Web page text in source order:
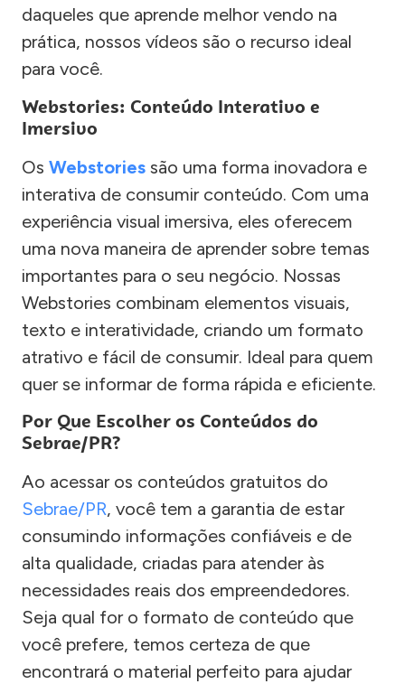
daqueles que aprende melhor vendo na
prática, nossos vídeos são o recurso ideal
para você.
Webstories: Conteúdo Interativo e
Imersivo
Os Webstories são uma forma inovadora e
interativa de consumir conteúdo. Com uma
experiência visual imersiva, eles oferecem
uma nova maneira de aprender sobre temas
importantes para o seu negócio. Nossas
Webstories combinam elementos visuais,
texto e interatividade, criando um formato
atrativo e fácil de consumir. Ideal para quem
quer se informar de forma rápida e eficiente.
Por Que Escolher os Conteúdos do
Sebrae/PR?
Ao acessar os conteúdos gratuitos do
Sebrae/PR, você tem a garantia de estar
consumindo informações confiáveis e de
alta qualidade, criadas para atender às
necessidades reais dos empreendedores.
Seja qual for o formato de conteúdo que
você prefere, temos certeza de que
encontrará o material perfeito para ajudar